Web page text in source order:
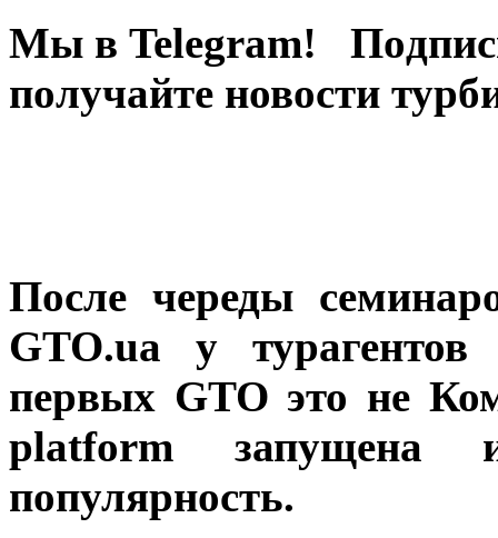
Мы в Telegram!
пoлучaйтe новости
После череды
GTO.ua у
первых GTO это не
platform запущена
популярность.